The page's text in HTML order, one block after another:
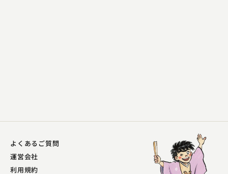
よくあるご質問
運営会社
利用規約